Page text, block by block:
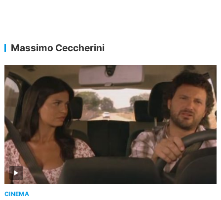
Massimo Ceccherini
CINEMA